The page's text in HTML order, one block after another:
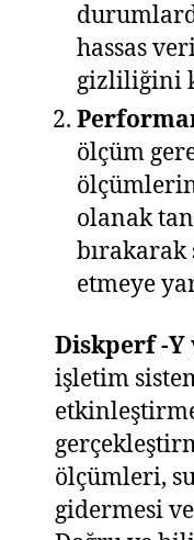
hassas
gizliliğini
ölçüm
olanak
bırakarak
etmeye
Diskperf -Y
işletim
ölçümleri,
gidermesi